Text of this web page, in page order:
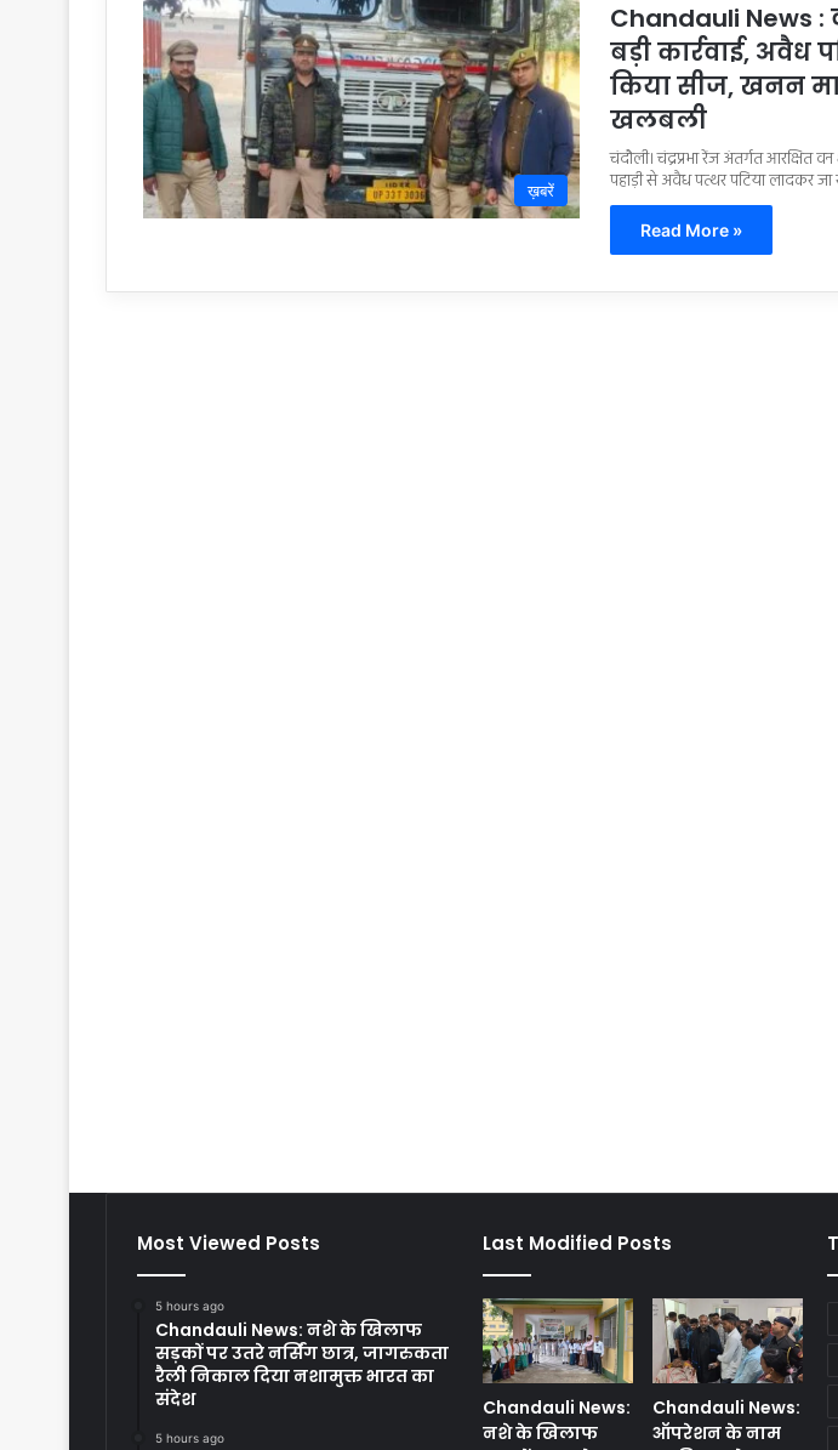
ख़बरें
Chandauli News :
बड़ी कार्रवाई, अवैध
किया सीज, खनन
खलबली
चंदौली। चंद्रप्रभा रेंज अंतर्गत आरक्षित
पहाड़ी से अवैध पत्थर पटिया लादकर
Read More »
Most Viewed Posts
5 hours ago
Chandauli News: नशे के खिलाफ
सड़कों पर उतरे नर्सिंग छात्र, जागरुकता
रैली निकाल दिया नशामुक्त भारत का
संदेश
5 hours ago
Last Modified Posts
Chandauli News:
नशे के खिलाफ
Chandauli News:
ऑपरेशन के नाम